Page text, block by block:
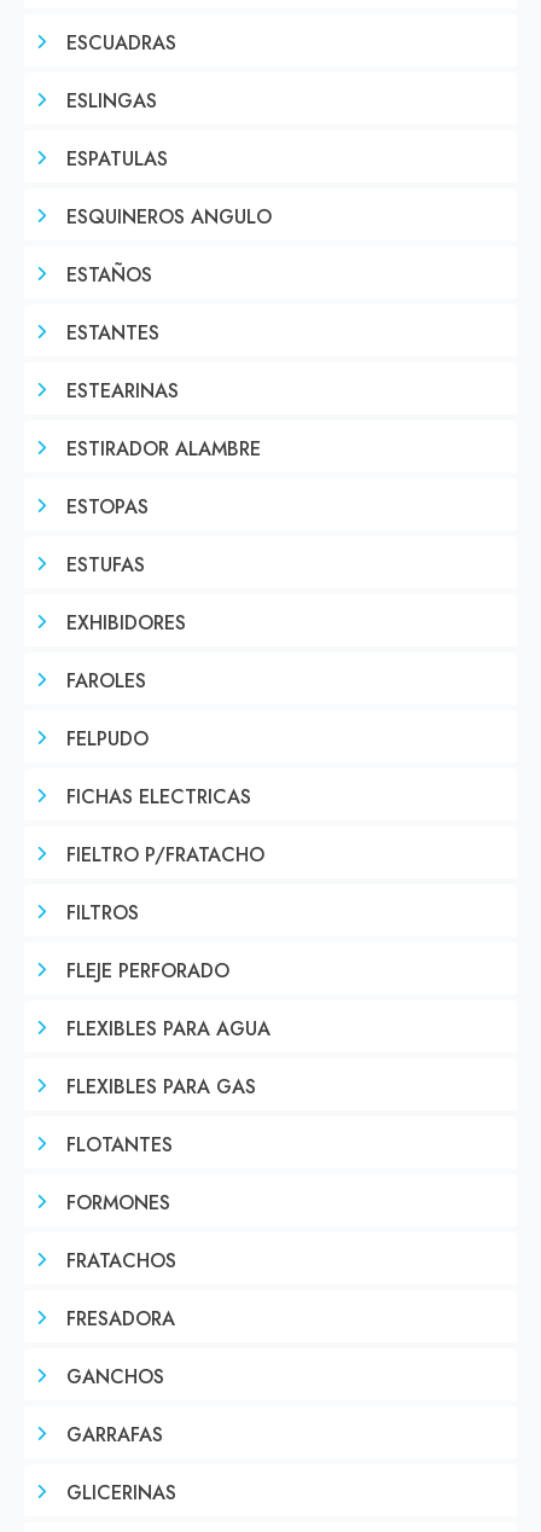
ESCUADRAS
ESLINGAS
ESPATULAS
ESQUINEROS ANGULO
ESTAÑOS
ESTANTES
ESTEARINAS
ESTIRADOR ALAMBRE
ESTOPAS
ESTUFAS
EXHIBIDORES
FAROLES
FELPUDO
FICHAS ELECTRICAS
FIELTRO P/FRATACHO
FILTROS
FLEJE PERFORADO
FLEXIBLES PARA AGUA
FLEXIBLES PARA GAS
FLOTANTES
FORMONES
FRATACHOS
FRESADORA
GANCHOS
GARRAFAS
GLICERINAS